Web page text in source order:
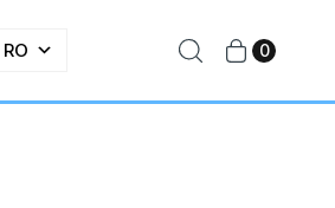
RO 0